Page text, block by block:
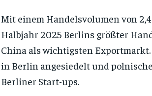
Mit einem Handelsvolumen von
Halbjahr 2025 Berlins größter
China als wichtigsten
in Berlin angesiedelt und
Berliner Start-ups.